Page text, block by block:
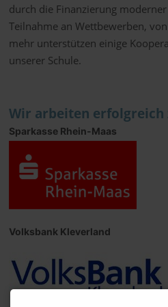
durch die Finanzierung
Teilnahme an Wettbewerben,
mehr unterstützen einige
unserer Schule.
Wir arbeiten erfolgreich
Sparkasse Rhein-Maas
Volksbank Kleverland